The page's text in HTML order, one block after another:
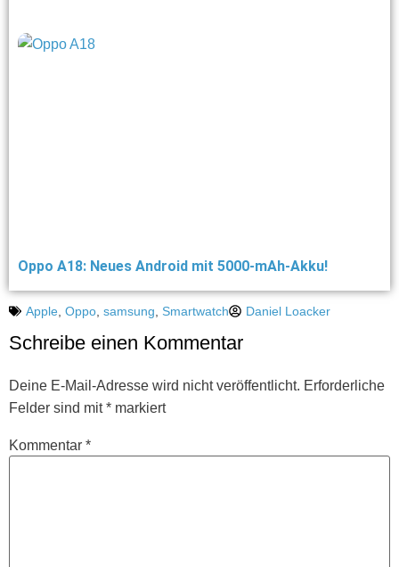
Oppo A18: Neues Android mit 5000-mAh-Akku!
Apple Oppo samsung Smartwatch Daniel Loacker
Schreibe einen Kommentar
Deine E-Mail-Adresse wird nicht veröffentlicht. Erforderliche
Felder sind mit* markiert
Kommentar *